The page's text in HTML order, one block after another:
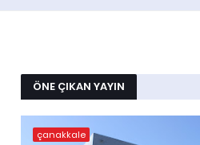
ÖNE ÇIKAN YAYIN
çanakkale